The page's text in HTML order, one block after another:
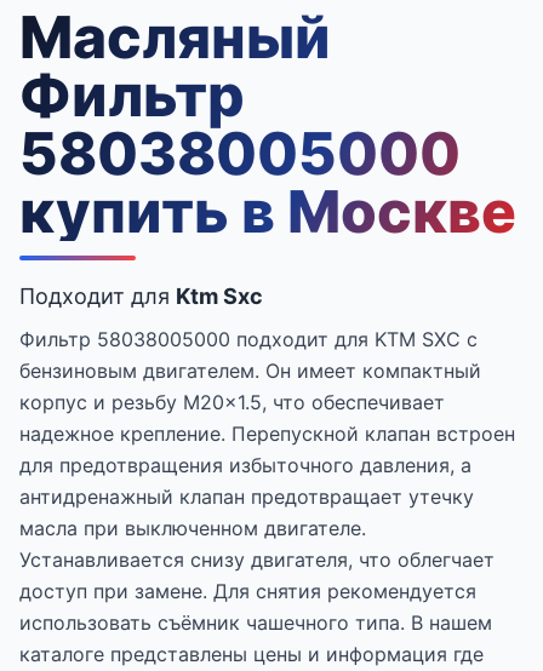
Масляный
Фильтр
58038005000
купить в Москве
Подходит для Ktm Sxc
Фильтр 58038005000 подходит для KTM SXC с
бензиновым двигателем. Он имеет компактный
корпус и резьбу M20x1.5, что обеспечивает
надежное крепление. Перепускной клапан встроен
для предотвращения избыточного давления, а
антидренажный клапан предотвращает утечку
масла при выключенном двигателе.
Устанавливается снизу двигателя, что облегчает
доступ при замене. Для снятия рекомендуется
использовать съёмник чашечного типа. В нашем
каталоге представлены цены и информация где